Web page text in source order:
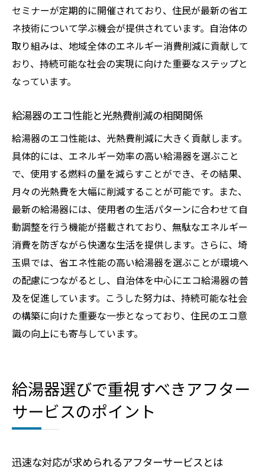
セミナーが定期的に開催されており、住民が最新の省エ
ネ技術について学ぶ機会が提供されています。自治体の
取り組みは、地域全体のエネルギー消費削減に貢献して
おり、持続可能な社会の実現に向けた重要なステップと
なっています。
給湯器のエコ性能と光熱費削減の相関関係
給湯器のエコ性能は、光熱費削減に大きく貢献します。
具体的には、エネルギー効率の高い給湯器を選ぶこと
で、使用する燃料の量を減らすことができ、その結果、
月々の光熱費を大幅に削減することが可能です。また、
最新の給湯器には、使用者の生活パターンに合わせて自
動調整を行う機能が搭載されており、無駄なエネルギー
消費を防ぎながら快適な生活を提供します。さらに、埼
玉県では、省エネ性能の高い給湯器を選ぶことが環境へ
の配慮につながるとし、自治体を中心にエコ給湯器の普
及を促進しています。こうした努力は、持続可能な社会
の構築に向けた重要な一歩となっており、住民のエコ意
識の向上にも寄与しています。
給湯器選びで重視すべきアフター
サービスのポイント
迅速な対応が求められるアフターサービスとは